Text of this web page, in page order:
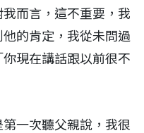
而言，這不重要，我
的肯定，我從未問過
現在講話跟以前很不
一次聽父親說，我很